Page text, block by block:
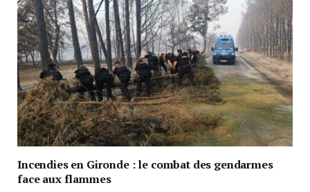
Incendies en Gironde : le combat des gendarmes
face aux flammes